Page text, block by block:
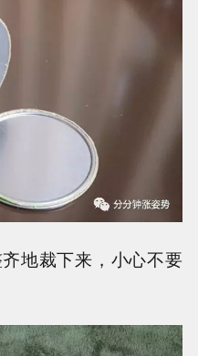
地裁下来，小心不要